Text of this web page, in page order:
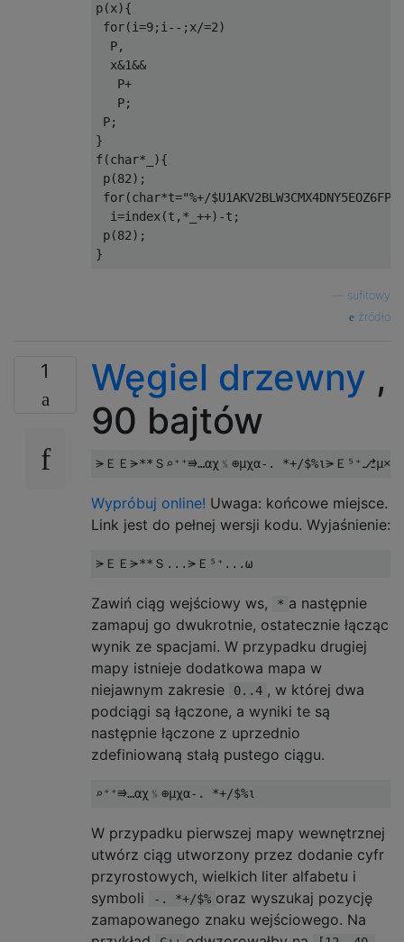
p(x){
for(i=9; i --; x/=2)
  P
,
  x
&1&&
   P
+
   P
;
P;
}
f(char*
){
p(82);
for(char*t="%+/
  i
=index(t ,* ++)-t ;
p(82);
}
sufitowy
źródło
1 Węgiel drzewny ,
90 bajtów
Wypróbuj online! Uwaga: końcowe miejsce.
Link jest do pełnej wersji kodu. Wyjaśnienie:
Zawiń ciąg wejściowy ws, * a następnie
zamapuj go dwukrotnie, ostatecznie łącząc
wynik ze spacjami. W przypadku drugiej
mapy istnieje dodatkowa mapa w
niejawnym zakresie
0..4 , w której dwa
podciągi są łączone, a wyniki te są
następnie łączone z uprzednio
zdefiniowaną stałą pustego ciągu.
W przypadku pierwszej mapy wewnętrznej
utwórz ciąg utworzony przez dodanie cyfr
przyrostowych, wielkich liter alfabetu i
symboli
-. *+/$% oraz wyszukaj pozycję
zamapowanego znaku wejściowego. Na